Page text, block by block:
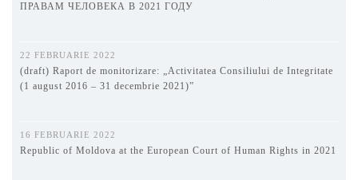
ПРАВАМ ЧЕЛОВЕКА В 2021 ГОДУ
22 FEBRUARIE 2022
(draft) Raport de monitorizare: „Activitatea Consiliului de Integritate
(1 august 2016 – 31 decembrie 2021)”
16 FEBRUARIE 2022
Republic of Moldova at the European Court of Human Rights in 2021